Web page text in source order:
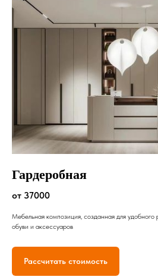
Гардеробная
от 37000
Мебельная композиция, созданная для
обуви и аксессуаров
Рассчитать стоимость